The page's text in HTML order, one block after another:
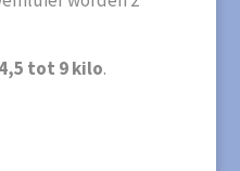
4,5 tot 9 kilo.